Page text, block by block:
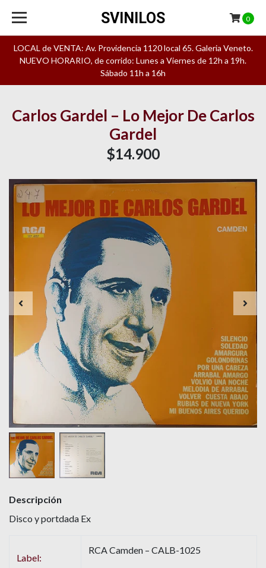
LOCAL de VENTA: Av. Providencia 1120 local 65. Galeria Veneto.
NUEVO HORARIO, de corrido: Lunes a Viernes de 12h a 19h.
Sábado 11h a 16h
SVINILOS 0
Carlos Gardel – Lo Mejor De Carlos
Gardel
$14.900
Descripción
Disco y portdada Ex
Label:
RCA Camden – CALB-1025